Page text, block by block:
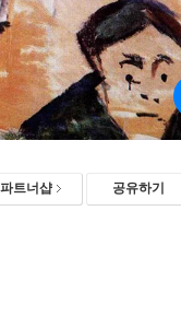
파트너샵 공유하기